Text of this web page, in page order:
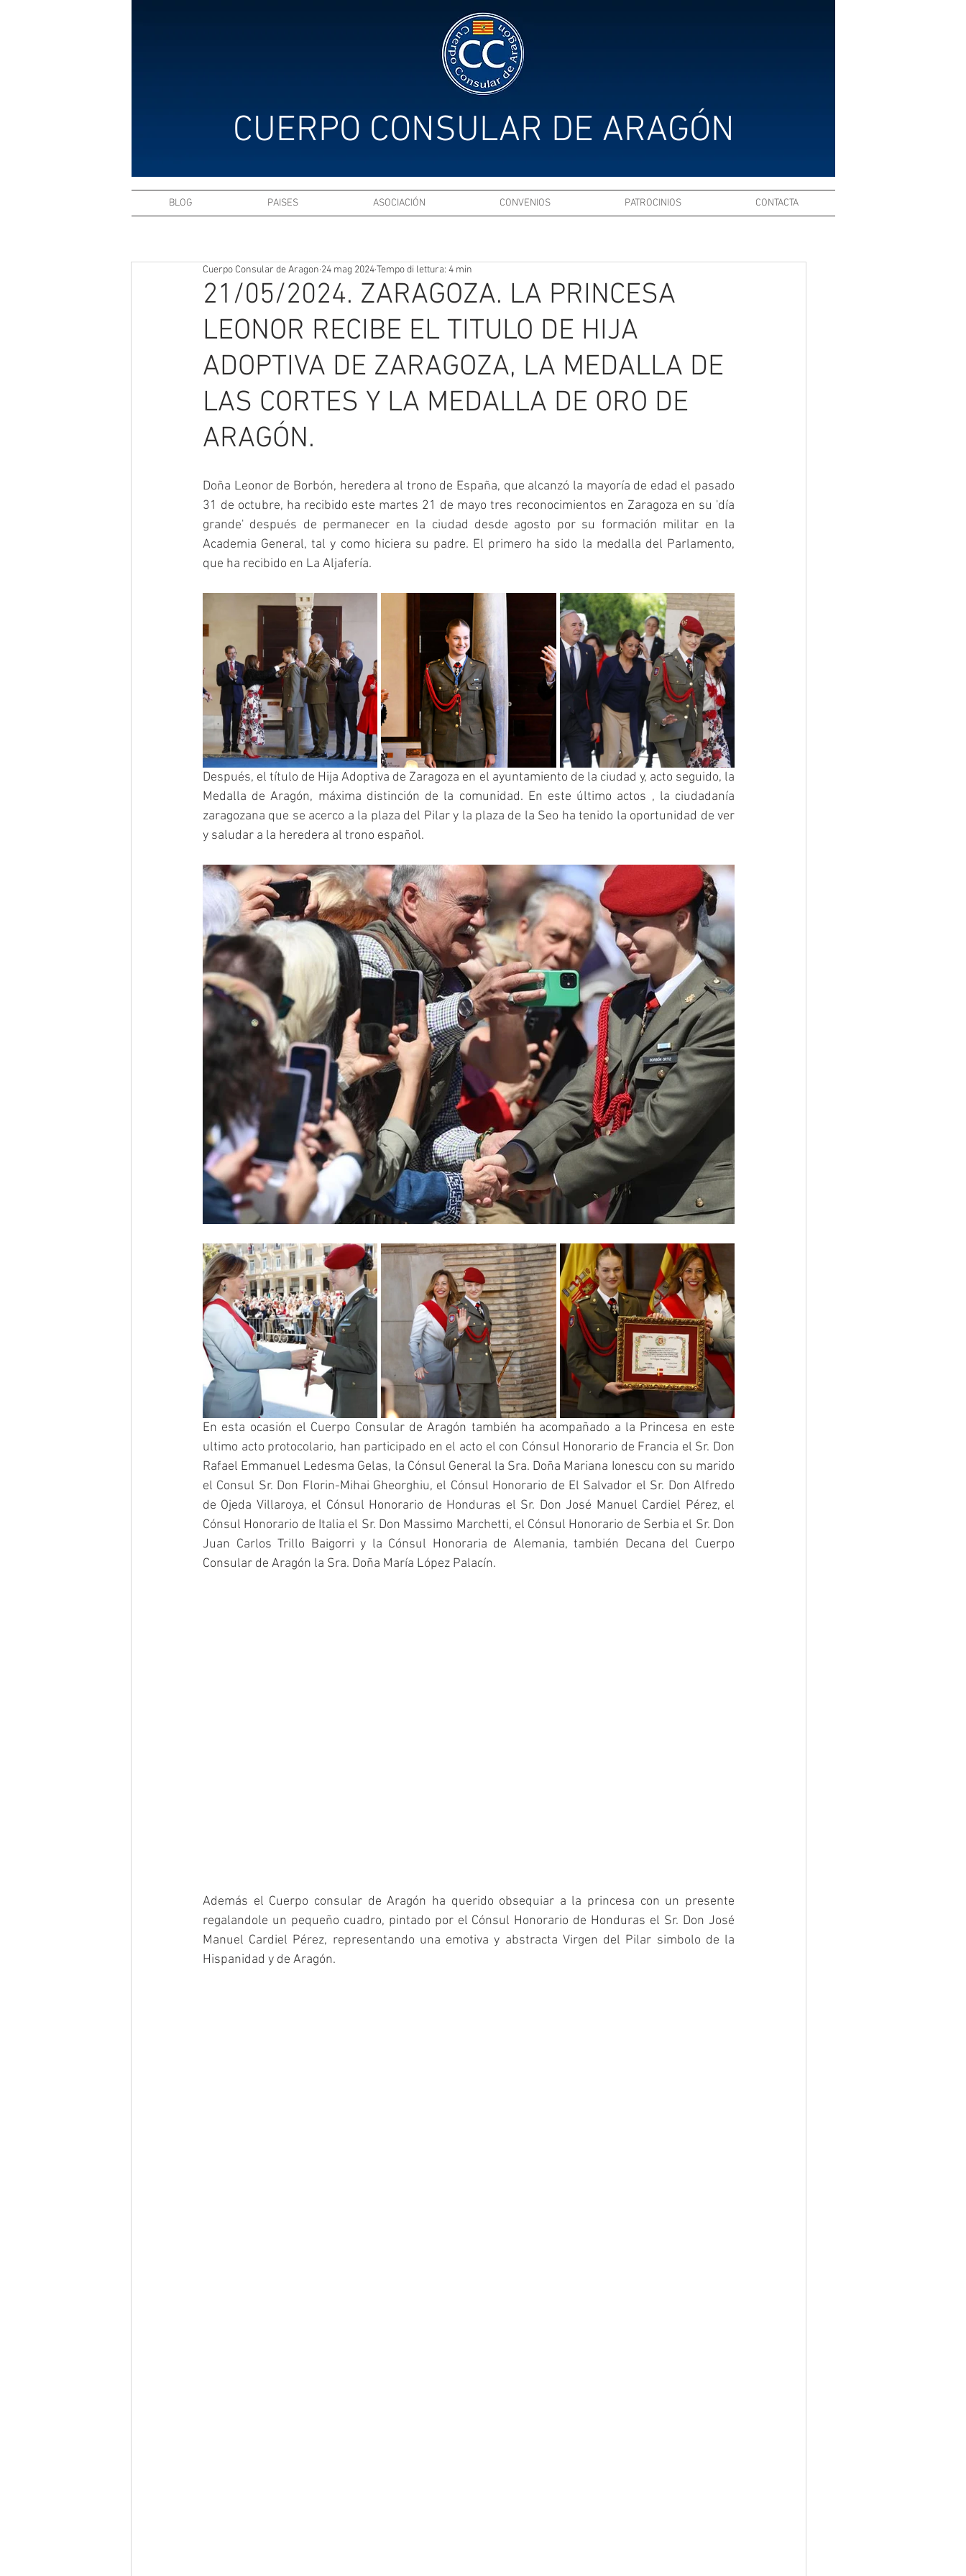
CUERPO CONSULAR DE ARAGÓN
21/05/2024. ZARAGOZA. LA PRINCESA
LEONOR RECIBE EL TITULO DE HIJA
ADOPTIVA DE ZARAGOZA, LA MEDALLA DE
LAS CORTES Y LA MEDALLA DE ORO DE
ARAGÓN.
Cuerpo Consular de Aragon 24 mag 2024Tempo di lettura: 4 min
Doña Leonor de Borbón, heredera al trono de España, que alcanzó la mayoría de edad el pasado
31 de octubre, ha recibido este martes 21 de mayo tres reconocimientos en Zaragoza en su 'día
grande' después de permanecer en la ciudad desde agosto por su formación militar en la
Academia General, tal y como hiciera su padre. El primero ha sido la medalla del Parlamento,
que ha recibido en La Aljafería.
Después, el título de Hija Adoptiva de Zaragoza en el ayuntamiento de la ciudad y, acto seguido, la
Medalla de Aragón, máxima distinción de la comunidad. En este último actos , la ciudadanía
zaragozana que se acerco a la plaza del Pilar y la plaza de la Seo ha tenido la oportunidad de ver
y saludar a la heredera al trono español.
En esta ocasión el Cuerpo Consular de Aragón también ha acompañado a la Princesa en este
ultimo acto protocolario, han participado en el acto el con Cónsul Honorario de Francia el Sr. Don
Rafael Emmanuel Ledesma Gelas, la Cónsul General la Sra. Doña Mariana Ionescu con su marido
el Consul Sr. Don Florin-Mihai Gheorghiu, el Cónsul Honorario de El Salvador el Sr. Don Alfredo
de Ojeda Villaroya, el Cónsul Honorario de Honduras el Sr. Don José Manuel Cardiel Pérez, el
Cónsul Honorario de Italia el Sr. Don Massimo Marchetti, el Cónsul Honorario de Serbia el Sr. Don
Juan Carlos Trillo Baigorri y la Cónsul Honoraria de Alemania, también Decana del Cuerpo
Consular de Aragón la Sra. Doña María López Palacín.
Además el Cuerpo consular de Aragón ha querido obsequiar a la princesa con un presente
regalandole un pequeño cuadro, pintado por el Cónsul Honorario de Honduras el Sr. Don José
Manuel Cardiel Pérez, representando una emotiva y abstracta Virgen del Pilar simbolo de la
Hispanidad y de Aragón.
BLOG PAISES ASOCIACIÓN CONVENIOS PATROCINIOS CONTACTA